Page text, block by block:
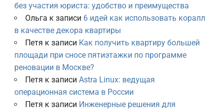
без участия юриста: удобство и преимущества
Ольга к записи 6 идей как использовать коралл
в качестве декора квартиры
Петя к записи Как получить квартиру большей
площади при сносе пятиэтажки по программе
реновации в Москве?
Петя к записи Astra Linux: ведущая
операционная система в России
Петя к записи Инженерные решения для